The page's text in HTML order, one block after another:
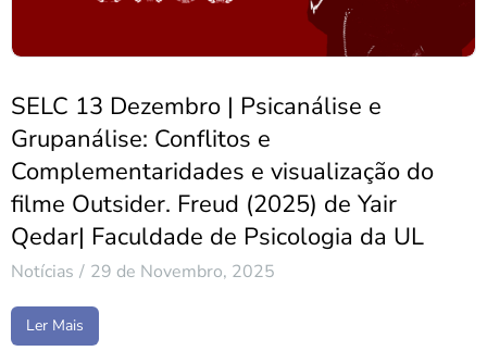
SELC 13 Dezembro | Psicanálise e
Grupanálise: Conflitos e
Complementaridades e visualização do
filme Outsider. Freud (2025) de Yair
Qedar| Faculdade de Psicologia da UL
Notícias 29 de Novembro, 2025
Ler Mais